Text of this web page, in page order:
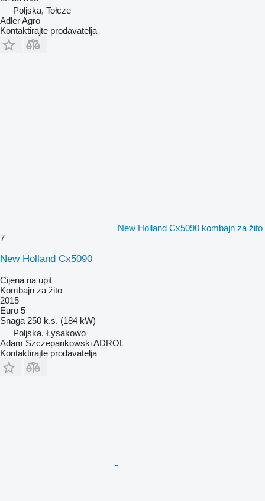
Poljska, Tołcze
Adler Agro
Kontaktirajte prodavatelja
New Holland Cx5090 kombajn za žito
7
New Holland Cx5090
Cijena na upit
Kombajn za žito
2015
Euro 5
Snaga 250 k.s. (184 kW)
Poljska, Łysakowo
Adam Szczepankowski ADROL
Kontaktirajte prodavatelja